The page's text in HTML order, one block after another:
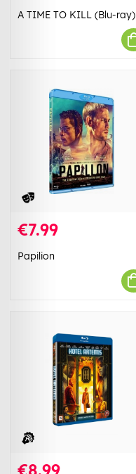
A TIME TO KILL (Blu-ray)
€7.99
Papilion